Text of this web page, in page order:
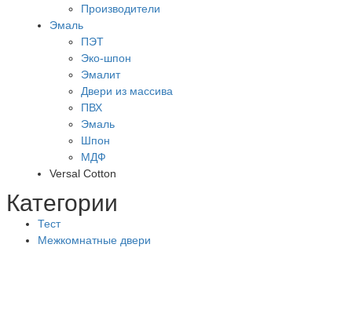
Производители
Эмаль
ПЭТ
Эко-шпон
Эмалит
Двери из массива
ПВХ
Эмаль
Шпон
МДФ
Versal Cotton
Категории
Тест
Межкомнатные двери